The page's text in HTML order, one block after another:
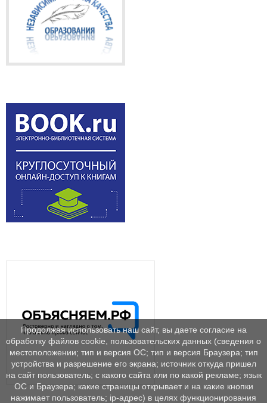
Продолжая использовать наш сайт, вы даете согласие на
обработку файлов cookie, пользовательских данных (сведения о
местоположении; тип и версия ОС; тип и версия Браузера; тип
устройства и разрешение его экрана; источник откуда пришел
на сайт пользователь; с какого сайта или по какой рекламе; язык
ОС и Браузера; какие страницы открывает и на какие кнопки
нажимает пользователь; ip-адрес) в целях функционирования